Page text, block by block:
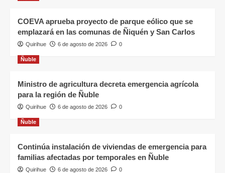
COEVA aprueba proyecto de parque eólico que se
emplazará en las comunas de Ñiquén y San Carlos
Quirihue 6 de agosto de 2026 0
Ñuble
Ministro de agricultura decreta emergencia agrícola
para la región de Ñuble
Quirihue 6 de agosto de 2026 0
Ñuble
Continúa instalación de viviendas de emergencia para
familias afectadas por temporales en Ñuble
Quirihue 6 de agosto de 2026 0